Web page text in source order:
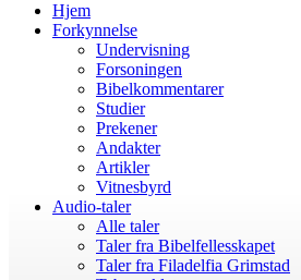
Hjem
Forkynnelse
Undervisning
Forsoningen
Bibelkommentarer
Studier
Prekener
Andakter
Artikler
Vitnesbyrd
Audio-taler
Alle taler
Taler fra Bibelfellesskapet
Taler fra Filadelfia Grimstad